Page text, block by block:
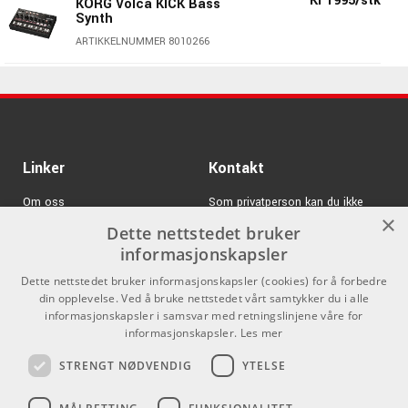
Synth
ARTIKKELNUMMER 8010266
Percussion Synth
ARTIKKELNUMMER 8010268
KORG DJ-GB-1 Case
for DJ products
ARTIKKELNUMMER 8109948
KORG Volca MODULAR
ARTIKKELNUMMER 8010267
Kr 2425/stk
KORG Volca BEATS
Linker
Om oss
GDPR & Cookies
Kontakt
Som privatperson kan du ikke
kjøpe på denne nettsiden, alt salg
skjer gjennom våre forhandlere.
info@emnordic.no
×
Dette nettstedet bruker
informasjonskapsler
Dette nettstedet bruker informasjonskapsler (cookies) for å forbedre
din opplevelse. Ved å bruke nettstedet vårt samtykker du i alle
informasjonskapsler i samsvar med retningslinjene våre for
informasjonskapsler. Les mer
STRENGT NØDVENDIG YTELSE